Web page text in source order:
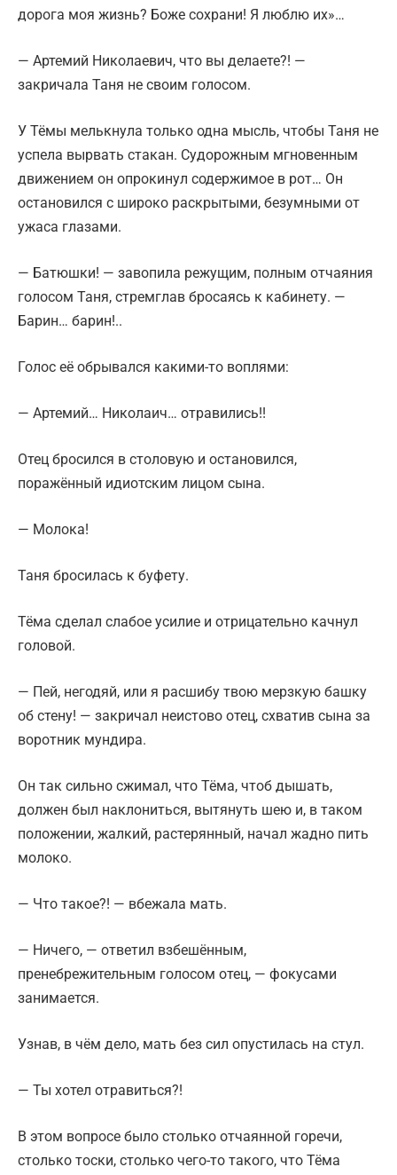
дорога моя жизнь? Боже сохрани! Я люблю их»…
— Артемий Николаевич, что вы делаете?! —
закричала Таня не своим голосом.
У Тёмы мелькнула только одна мысль, чтобы Таня не
успела вырвать стакан. Судорожным мгновенным
движением он опрокинул содержимое в рот… Он
остановился с широко раскрытыми, безумными от
ужаса глазами.
— Батюшки! — завопила режущим, полным отчаяния
голосом Таня, стремглав бросаясь к кабинету. —
Барин… барин!..
Голос её обрывался какими-то воплями:
— Артемий… Николаич… отравились!!
Отец бросился в столовую и остановился,
поражённый идиотским лицом сына.
— Молока!
Таня бросилась к буфету.
Тёма сделал слабое усилие и отрицательно качнул
головой.
— Пей, негодяй, или я расшибу твою мерзкую башку
об стену! — закричал неистово отец, схватив сына за
воротник мундира.
Он так сильно сжимал, что Тёма, чтоб дышать,
должен был наклониться, вытянуть шею и, в таком
положении, жалкий, растерянный, начал жадно пить
молоко.
— Что такое?! — вбежала мать.
— Ничего, — ответил взбешённым,
пренебрежительным голосом отец, — фокусами
занимается.
Узнав, в чём дело, мать без сил опустилась на стул.
— Ты хотел отравиться?!
В этом вопросе было столько отчаянной горечи,
столько тоски, столько чего-то такого, что Тёма